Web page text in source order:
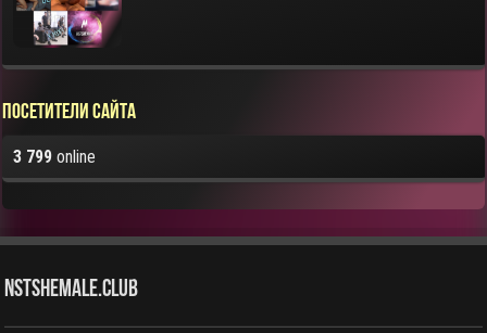
Посетители сайта
3 799 online
NstShemale.Club